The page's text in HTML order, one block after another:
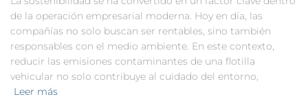
de la operación empresarial moderna. Hoy en día, las
compañías no solo buscan ser rentables, sino también
responsables con el medio ambiente. En este contexto,
reducir las emisiones contaminantes de una flotilla
vehicular no solo contribuye al cuidado del entorno,
Leer más